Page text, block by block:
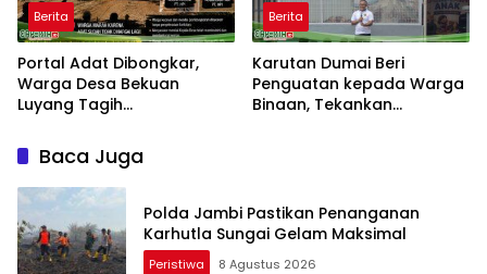
Berita
Portal Adat Dibongkar,
Warga Desa Bekuan
Luyang Tagih
Humas PT HPI dan Kepala
Desa yang Diduga Terlibat
Berita
Karutan Dumai Beri
Penguatan kepada Warga
Binaan, Tekankan
Baca Juga
Polda Jambi Pastikan Penanganan
Karhutla Sungai Gelam Maksimal
Peristiwa 8 Agustus 2026